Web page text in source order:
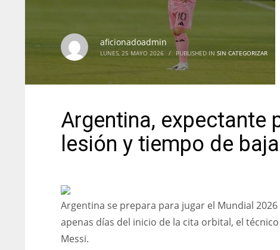
aficionadoadmin
LUNES, 25 MAYO 2026 / PUBLISHED IN SIN CATEGORIZAR
Argentina, expectante
lesión y tiempo de baja
Argentina se prepara para jugar el Mundial
apenas días del inicio de la cita orbital, el
Messi.